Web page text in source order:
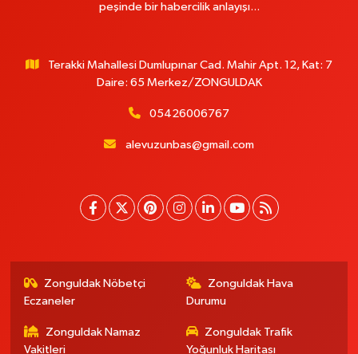
peşinde bir habercilik anlayışı...
Terakki Mahallesi Dumlupınar Cad. Mahir Apt. 12, Kat: 7
Daire: 65 Merkez/ZONGULDAK
05426006767
alevuzunbas@gmail.com
Zonguldak Nöbetçi
Eczaneler
Zonguldak Hava
Durumu
Zonguldak Namaz
Vakitleri
Zonguldak Trafik
Yoğunluk Haritası